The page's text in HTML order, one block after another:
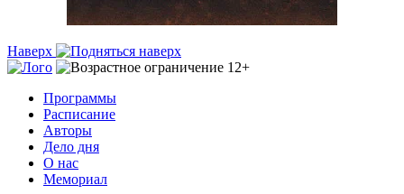
Наверх
Программы
Расписание
Авторы
Дело дня
О нас
Мемориал